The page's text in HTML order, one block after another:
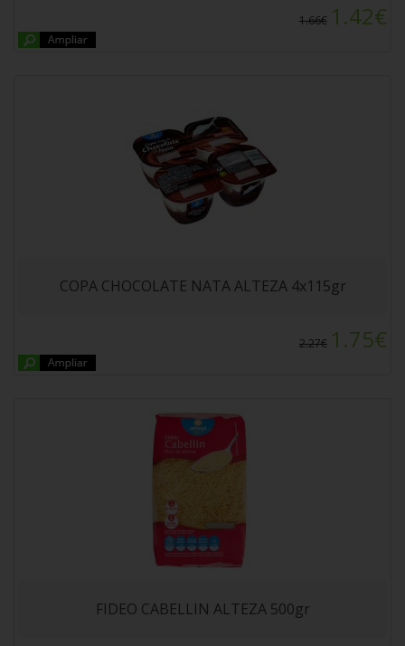
1.66€ 1.42€
COPA CHOCOLATE NATA ALTEZA 4x115gr
2.27€ 1.75€
FIDEO CABELLIN ALTEZA 500gr
NATILLAS LECHE MERENGADA ALTEZA